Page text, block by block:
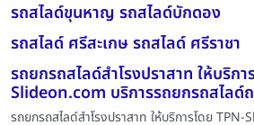
รถสไลด์ขุนหาญ รถสไลด์บักดอง
รถสไลด์ ศรีสะเกษ รถสไลด์ ศรีราชา
รถยกรถสไลด์สำโรงปราสาท ให้บริกา
Slideon.com บริการรถยกรถสไลด์
รถยกรถสไลด์สำโรงปราสาท ให้บริการโดย